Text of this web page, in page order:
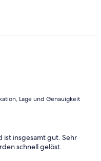
Lage und Genauigkeit
ist insgesamt gut. Sehr
schnell gelöst.